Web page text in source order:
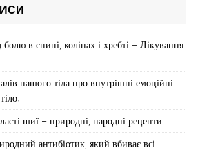
в спині, колінах і хребті – Лікування
нашого тіла про внутрішні емоційні
шиї – природні, народні рецепти
антибіотик, який вбиває всі